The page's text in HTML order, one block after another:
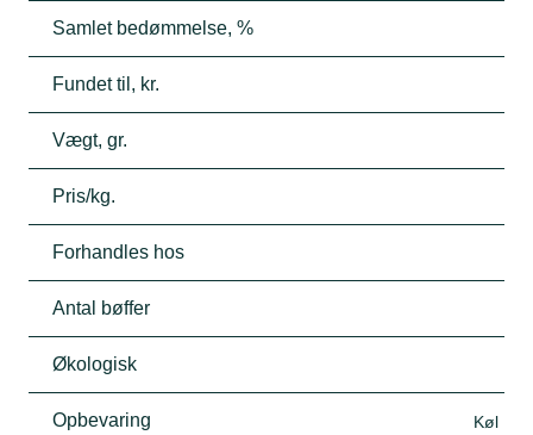
Samlet bedømmelse, %
Fundet til, kr.
Vægt, gr.
Pris/kg.
Forhandles hos
Antal bøffer
Økologisk
Opbevaring Køl